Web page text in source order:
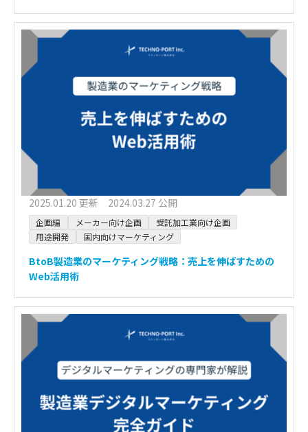
2025.01.20 更新 2024.03.27 公開
企画編 メーカー向け企画
受託加工業向け企画
用途開発
国内向けマーケティング
BtoB製造業のマーケティング戦略：売上を伸ばすための
Web活用術